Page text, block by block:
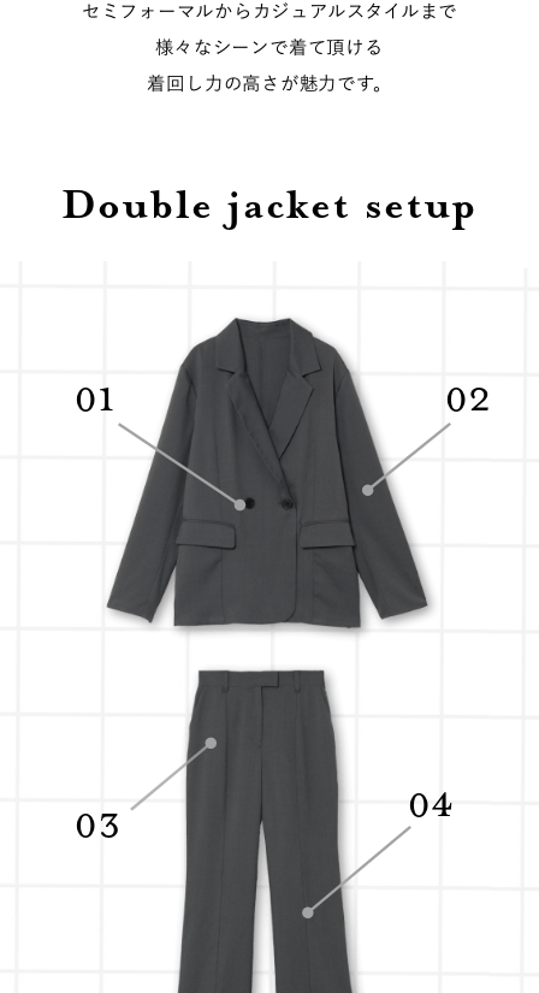
セミフォーマルからカジュアルスタイルまで
様々なシーンで着て頂ける
着回し力の高さが魅力です。
Double jacket setup
01 02
03 04